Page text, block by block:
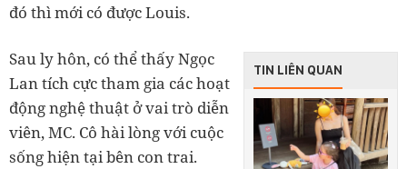
đó thì mới có được Louis.
TIN LIÊN QUAN
Sau ly hôn, có thể thấy Ngọc
Lan tích cực tham gia các hoạt
động nghệ thuật ở vai trò diễn
viên, MC. Cô hài lòng với cuộc
sống hiện tại bên con trai.